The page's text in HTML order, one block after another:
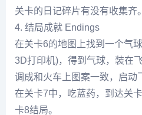
关卡的日记碎片有没有收集齐。
4. 结局成就 Endings
在关卡6的地图上找到一个气
3D打印机)，得到气球，装在
调成和火车上图案一致，启动
在关卡7中，吃蓝药，到达关
卡8结局。